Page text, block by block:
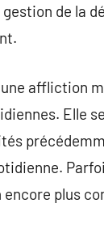
de la
affliction
Elle
plus